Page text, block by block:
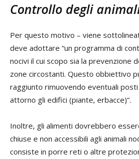
Controllo degli
Per questo motivo – viene
deve adottare “un programma di
nocivi il cui scopo sia la prevenzione
zone circostanti. Questo obbiettivo
raggiunto rimuovendo eventuali posti
attorno gli edifici (piante, erbacce)”.
Inoltre, gli alimenti dovrebbero
chiuse e non accessibili agli animali
consiste in porre reti o altre